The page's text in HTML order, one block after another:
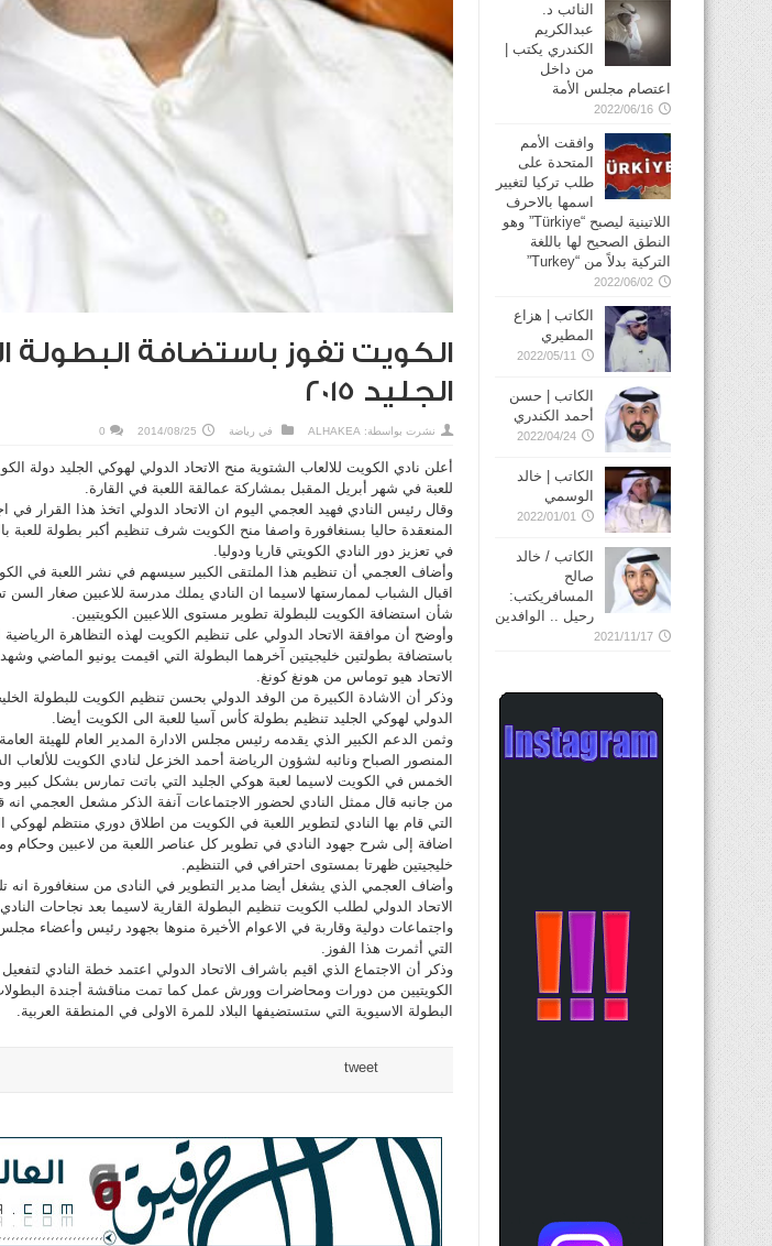
الكويت تفوز باستضافة البطولة
الجليد 2015
نشرت بواسطة: ALHAKEA في رياضة 2014/08/25
0
أعلن نادي الكويت للالعاب الشتوية منح الاتحاد الدولي لهوكي الجليد
للعبة في شهر أبريل المقبل بمشاركة عمالقة اللعبة في القارة.
وقال رئيس النادي فهيد العجمي اليوم ان الاتحاد الدولي اتخذ هذا القرار في
المنعقدة حاليا بسنغافورة واصفا منح الكويت شرف تنظيم أكبر بطولة للعبة
في تعزيز دور النادي الكويتي قاريا ودوليا.
وأضاف العجمي أن تنظيم هذا الملتقى الكبير سيسهم في نشر اللعبة في
شأن استضافة الكويت للبطولة تطوير مستوى اللاعبين الكويتيين.
وأوضح أن موافقة الاتحاد الدولي على تنظيم الكويت لهذه التظاهرة الرياضية
باستضافة بطولتين خليجيتين آخرهما البطولة التي اقيمت يونيو الماضي
الاتحاد هيو توماس من هونغ كونغ.
وذكر أن الاشادة الكبيرة من الوفد الدولي بحسن تنظيم الكويت للبطولة
الدولي لهوكي الجليد تنظيم بطولة كأس آسيا للعبة الى الكويت أيضا.
وثمن الدعم الكبير الذي يقدمه رئيس مجلس الادارة المدير العام للهيئة
المنصور الصباح ونائبه لشؤون الرياضة أحمد الخزعل لنادي الكويت للألعاب
الخمس في الكويت لاسيما لعبة هوكي الجليد التي باتت تمارس بشكل كبير
من جانبه قال ممثل النادي لحضور الاجتماعات آنفة الذكر مشعل العجمي
التي قام بها النادي لتطوير اللعبة في الكويت من اطلاق دوري منتظم لهوكي
اضافة إلى شرح جهود النادي في تطوير كل عناصر اللعبة من لاعبين وحكام
خليجيتين ظهرتا بمستوى احترافي في التنظيم.
وأضاف العجمي الذي يشغل أيضا مدير التطوير في النادى من سنغافورة
الاتحاد الدولي لطلب الكويت تنظيم البطولة القارية لاسيما بعد نجاحات
واجتماعات دولية وقاربة في الاعوام الأخيرة منوها بجهود رئيس وأعضاء
التي أثمرت هذا الفوز.
وذكر أن الاجتماع الذي اقيم باشراف الاتحاد الدولي اعتمد خطة النادي
الكويتيين من دورات ومحاضرات وورش عمل كما تمت مناقشة أجندة
البطولة الاسيوية التي ستستضيفها البلاد للمرة الاولى في المنطقة العربية.
tweet
النائب د.
عبدالكريم
الكندري يكتب |
من داخل
اعتصام مجلس الأمة
2022/06/16
وافقت الأمم
المتحدة على
طلب تركيا لتغيير
اسمها بالاحرف
اللاتينية ليصبح “Türkiye” وهو
النطق الصحيح لها باللغة
التركية بدلاً من “Turkey”
2022/06/02
الكاتب | هزاع
المطيري
2022/05/11
الكاتب | حسن
أحمد الكندري
2022/04/24
الكاتب | خالد
الوسمي
2022/01/01
الكاتب / خالد
صالح
المسافريكتب:
رحيل .. الوافدين
2021/11/17